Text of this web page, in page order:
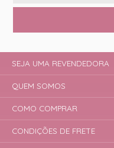
SEJA UMA REVENDEDORA
QUEM SOMOS
COMO COMPRAR
CONDIÇÕES DE FRETE